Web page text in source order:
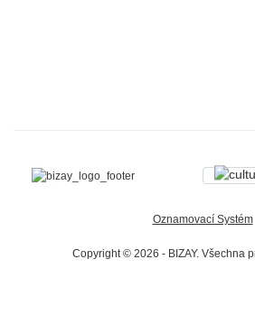
Oznamovací Systém
Copyright © 2026 - BIZAY. Všechna